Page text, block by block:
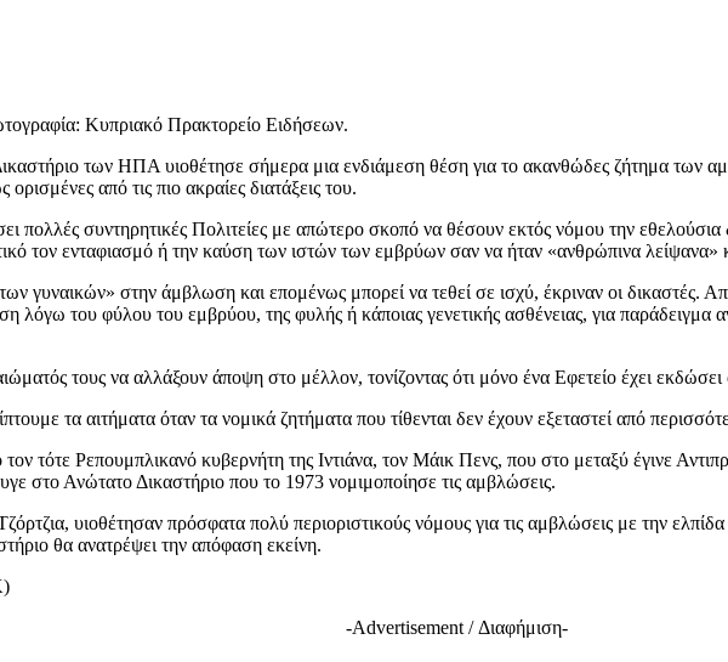
Κυπριακό Πρακτορείο Ειδήσεων.
των ΗΠΑ υιοθέτησε σήμερα μια ενδιάμεση θέση για το ακανθώδες ζήτημα των
από τις πιο ακραίες διατάξεις του.
πολλές συντηρητικές Πολιτείες με απώτερο σκοπό να θέσουν εκτός νόμου την
τον ενταφιασμό ή την καύση των ιστών των εμβρύων σαν να ήταν «ανθρώπινα λείψανα»
γυναικών» στην άμβλωση και επομένως μπορεί να τεθεί σε ισχύ, έκριναν οι δικαστές.
λόγω του φύλου του εμβρύου, της φυλής ή κάποιας γενετικής ασθένειας, για
τους να αλλάξουν άποψη στο μέλλον, τονίζοντας ότι μόνο ένα Εφετείο έχει
τα αιτήματα όταν τα νομικά ζητήματα που τίθενται δεν έχουν εξεταστεί από
τον τότε Ρεπουμπλικανό κυβερνήτη της Ιντιάνα, τον Μάικ Πενς, που στο μεταξύ έγινε
στο Ανώτατο Δικαστήριο που το 1973 νομιμοποίησε τις αμβλώσεις.
υιοθέτησαν πρόσφατα πολύ περιοριστικούς νόμους για τις αμβλώσεις με την
θα ανατρέψει την απόφαση εκείνη.
-Advertisement / Διαφήμιση-